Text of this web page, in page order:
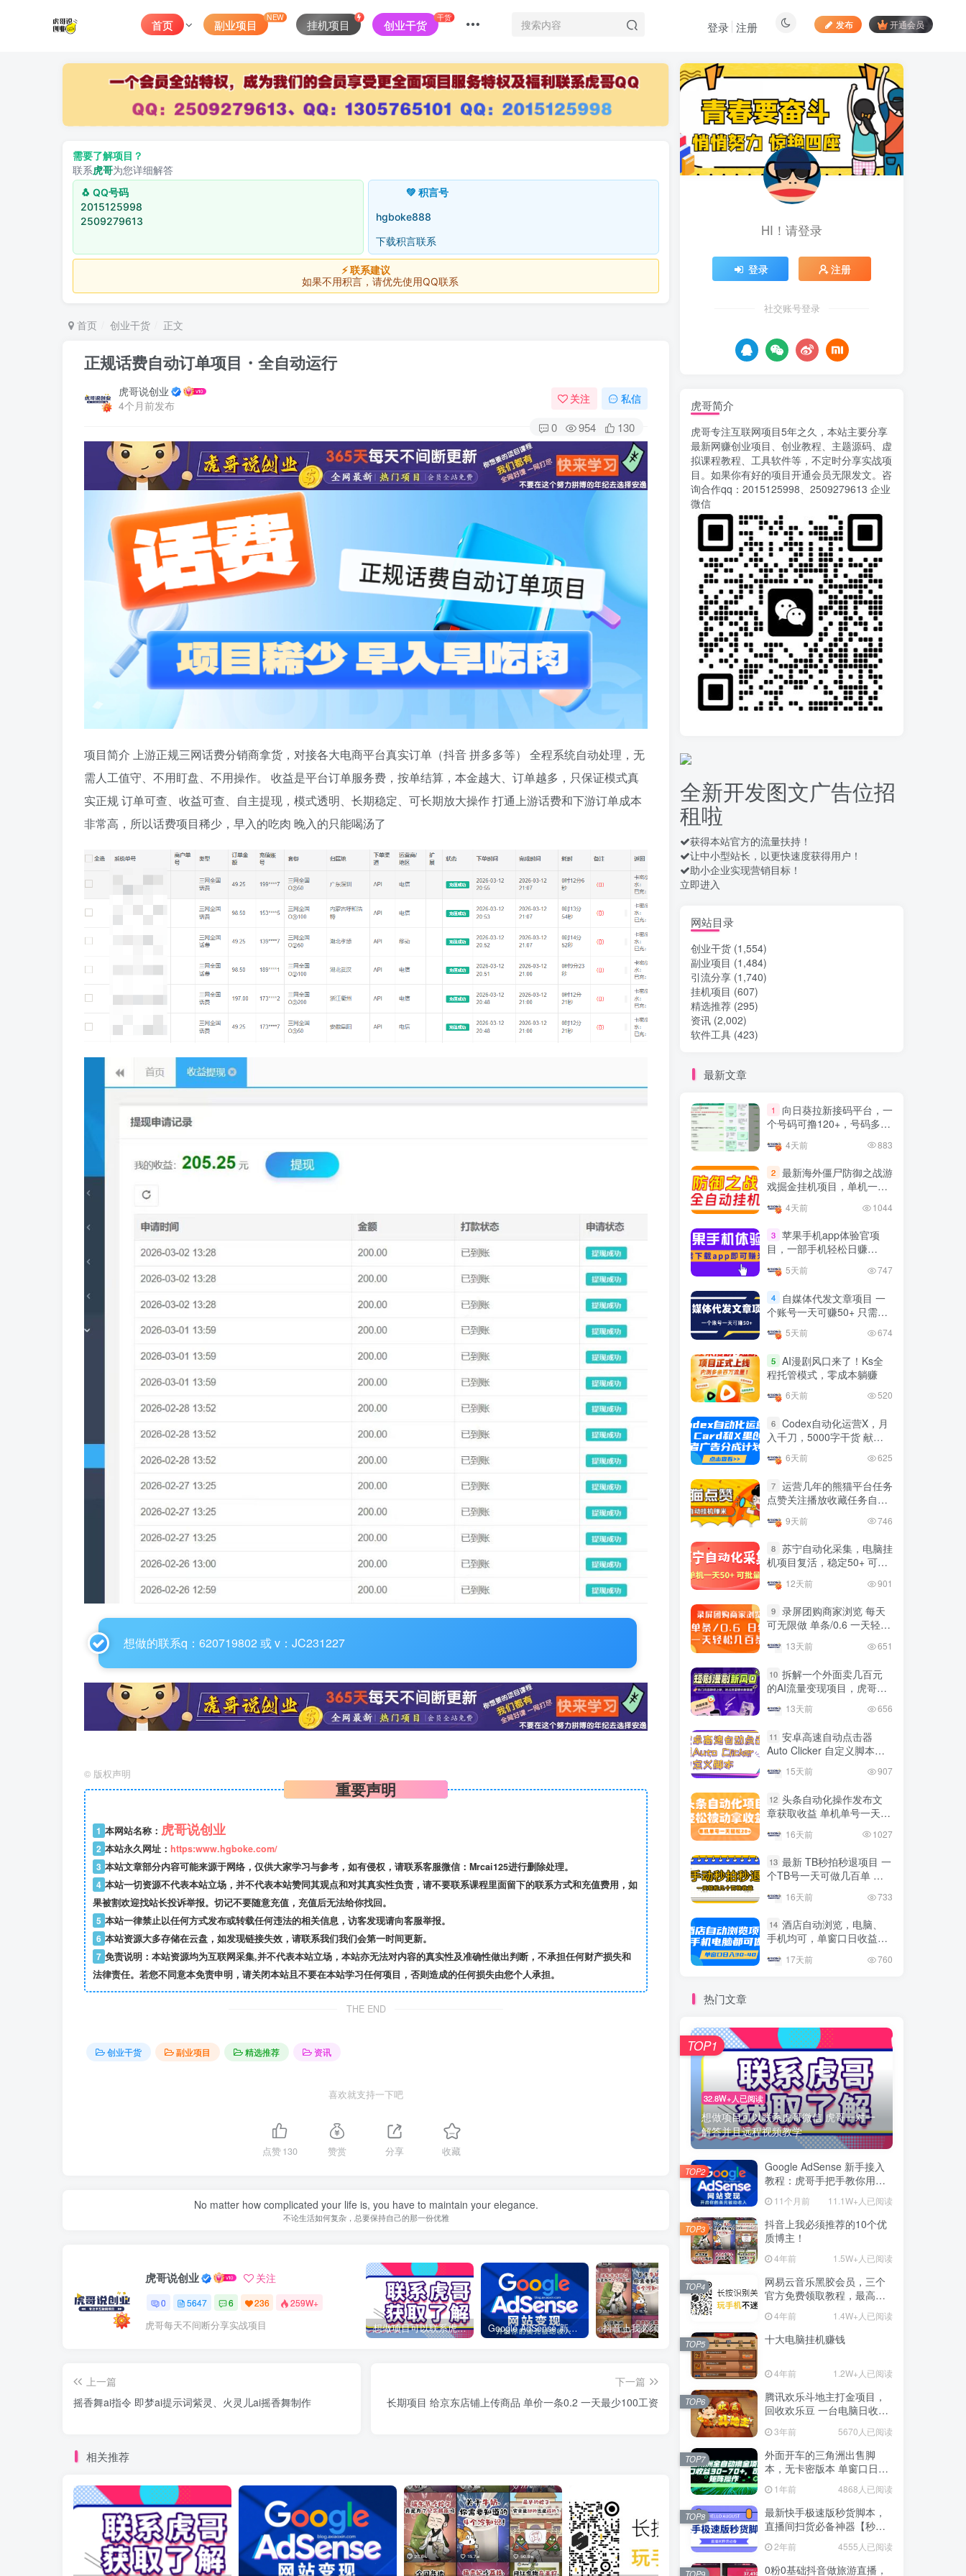
首页 副业项目
NEW
挂机项目 创业干货
干货
发布 开通会员
登录 注册
需要了解项目？
联系虎哥为您详细解答
🐧 QQ号码
2015125998
2509279613
💚 积言号
hgboke888
下载积言联系
⚡ 联系建议
如果不用积言，请优先使用QQ联系
首页 创业干货 正文
正规话费自动订单项目・全自动运行
虎哥说创业
4个月前发布
关注 私信
0 954 130
项目简介 上游正规三网话费分销商拿货，对接各大电商平台真实订单（抖音 拼多多等） 全程系统自动处理，无
需人工值守、不用盯盘、不用操作。 收益是平台订单服务费，按单结算，本金越大、订单越多，只保证模式真
实正规 订单可查、收益可查、自主提现，模式透明、长期稳定、可长期放大操作 打通上游话费和下游订单成本
非常高，所以话费项目稀少，早入的吃肉 晚入的只能喝汤了
想做的联系q：620719802 或 v：JC231227
© 版权声明
重要声明
1 本网站名称： 虎哥说创业
2 本站永久网址： https:www.hgboke.com/
3 本站文章部分内容可能来源于网络，仅供大家学习与参考，如有侵权，请联系客服微信：Mrcai125进行删除处理。
4 本站一切资源不代表本站立场，并不代表本站赞同其观点和对其真实性负责，请不要联系课程里面留下的联系方式和充值费用，如
果被割欢迎找站长投诉举报。切记不要随意充值，充值后无法给你找回。
5 本站一律禁止以任何方式发布或转载任何违法的相关信息，访客发现请向客服举报。
6 本站资源大多存储在云盘，如发现链接失效，请联系我们我们会第一时间更新。
7 免责说明：本站资源均为互联网采集,并不代表本站立场，本站亦无法对内容的真实性及准确性做出判断，不承担任何财产损失和
法律责任。若您不同意本免责申明，请关闭本站且不要在本站学习任何项目，否则造成的任何损失由您个人承担。
THE END
创业干货 副业项目 精选推荐 资讯
喜欢就支持一下吧
点赞130 赞赏 分享 收藏
Stop cheating on your future with your past... it's over.
别再用你的过去欺骗你的未来，过去已经过去了
虎哥说创业 关注
0 5647 6 236 259W+
虎哥每天不间断分享实战项目 想做项目可以联系虎哥微信 虎哥一对一解答并且远程视频教学 Google AdSense 新手接入教程：虎哥手把手教你用网站赚取美元收入
上一篇
摇香舞ai指令 即梦ai提示词紫灵、火灵儿ai摇香舞制作
下一篇
长期项目 给京东店铺上传商品 单价一条0.2 一天最少100工资
相关推荐
最新文章
1 向日葵拉新接码平台，一
个号码可撸120+，号码多的
翻倍
4天前 883
2 最新海外僵尸防御之战游
戏掘金挂机项目，单机一天
150+
4天前
苹果手机app体验官项
50+的项目 只需动动手指下
载安装app即可获取高额收
个账号一天可赚50+ 只需动
5
AI漫剧风口来了！Ks全
入千刀，5000字干货 献给
喜欢出海的朋友
6天前 625
7
运营几年的熊猫平台任务
点赞关注播放收藏任务自动
量
746
8
苏宁自动化采集，电脑挂
机项目复活，稳定50+ 可批
量
12天前 901
9 录屏团购商家浏览 每天
可无限做 单条/0.6 一天轻松
几百条 每天日结 多做多得
13天前 651
10
拆解一个外面卖几百元
的AI流量变现项目，虎哥这
里免费分享操作玩法
13天前 656
12 头条自动化操作发布文
13 最新 TB秒拍秒退项目 一
个TB号一天可做几百单 单
热门文章
想做项目可以联系虎哥微信 虎哥一对一
解答并且远程视频教学
TOP1
Google AdSense 新手接入
教程：虎哥手把手教你用网
站赚取美元收入
TOP2
质博主！
4年前 1.5W+人已阅读
网易云音乐黑胶会员，三个
官方免费领取教程，最高可
领1年
4年前 1.4W+人已阅读
十大电脑挂机赚钱
4年前 1.2W+人已阅读
TOP5
腾讯欢乐斗地主打金项目，
回收欢乐豆 一台电脑日收益
500+
3年前 5670人已阅读
TOP6
外面开车的三角洲出售脚
本，无卡密版本 单窗口日收
益30-70+ 可批量操作
1年前 4868人已阅读
TOP7
最新快手极速版秒货脚本，
直播间扫货必备神器【秒货
2年前 4555人已阅读
TOP8
0粉0基础抖音做旅游直播，
30天带货250万GMV，纯利
10万，及经验
TOP9
国内最多电脑挂机赚钱项目
TOP10
友情链接申请联系虎哥
HI！请登录
登录 注册
社交账号登录
虎哥简介
虎哥专注互联网项目5年之久，本站主要分享
最新网赚创业项目、创业教程、主题源码、虚
拟课程教程、工具软件等，不定时分享实战项
目。如果你有好的项目开通会员无限发文。咨
询合作qq：2015125998、2509279613 企业
微信
全新开发图文广告位招
租啦
获得本站官方的流量扶持！
让中小型站长，以更快速度获得用户！
助小企业实现营销目标！
立即进入
网站目录
创业干货 (1,554)
副业项目 (1,484)
引流分享 (1,740)
挂机项目 (607)
精选推荐 (295)
资讯 (2,002)
软件工具 (423)
最新文章
1
向日葵拉新接码平台，一
个号码可撸120+，号码多的
4天前 883
2 最新海外僵尸防御之战游
戏掘金挂机项目，单机一天
4天前 1044
3 苹果手机app体验官项
目，一部手机轻松日赚
载安装app即可获取高额收
5天前 747
4
自媒体代发文章项目 一
个账号一天可赚50+ 只需动
5天前 674
5 AI漫剧风口来了！Ks全
程托管模式，零成本躺赚
6天前 520
6 Codex自动化运营X，月
入千刀，5000字干货 献给
6天前 625
7 运营几年的熊猫平台任务
点赞关注播放收藏任务自动
量
9天前 746
8 苏宁自动化采集，电脑挂
机项目复活，稳定50+ 可批
12天前 901
9 录屏团购商家浏览 每天
可无限做 单条/0.6 一天轻松
13天前 651
10 拆解一个外面卖几百元
的AI流量变现项目，虎哥这
13天前 656
11 安卓高速自动点击器
Auto Clicker 自定义脚本、
工具15天前 907
12 头条自动化操作发布文
章获取收益 单机单号一天下
16天前 1027
13 最新 TB秒拍秒退项目 一
个TB号一天可做几百单 单
16天前 733
14 酒店自动浏览，电脑、
手机均可，单窗口日收益30
17天前 760
热门文章
32.8W+人已阅读
想做项目可以联系虎哥微信 虎哥一对一
解答并且远程视频教学
TOP1
Google AdSense 新手接入
教程：虎哥手把手教你用网
站赚取美元收入
11个月前 11.1W+人已阅读
TOP2
抖音上我必须推荐的10个优
质博主！
4年前 1.5W+人已阅读
TOP3
网易云音乐黑胶会员，三个
官方免费领取教程，最高可
领1年
4年前 1.4W+人已阅读
TOP4
十大电脑挂机赚钱
4年前 1.2W+人已阅读
TOP5
腾讯欢乐斗地主打金项目，
回收欢乐豆 一台电脑日收益
3年前 5670人已阅读
TOP6
外面开车的三角洲出售脚
本，无卡密版本 单窗口日收
1年前 4868人已阅读
TOP7
最新快手极速版秒货脚本，
直播间扫货必备神器【秒货
2年前 4555人已阅读
TOP8
0粉0基础抖音做旅游直播，